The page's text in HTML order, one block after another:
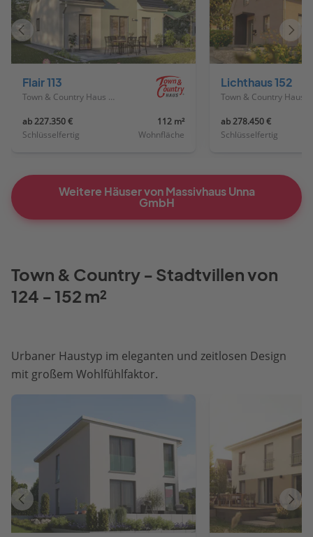
Flair 113
Town & Country Haus Deutschland
ab 227.350 €
Schlüsselfertig
112 m²
Wohnfläche
Lichthaus 152
ab 278.450 €
Schlüsselfertig
Vorheriges
Haus
Haus
Weitere Häuser von Massivhaus Unna
GmbH
Town & Country - Stadtvillen von
124 - 152 m²
Urbaner Haustyp im eleganten und zeitlosen Design
mit großem Wohlfühlfaktor.
Vorheriges
Haus